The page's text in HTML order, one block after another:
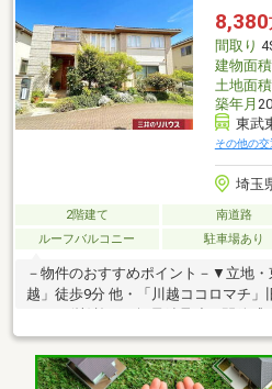
グエース：徒歩3分・ららぽーと富士
校：徒歩8分・新河岸幼稚園：徒歩5分
分・高階運動広場：徒歩9分
8,380
間取り
建物面積
土地面積
築年月
東武
その他の交
埼玉
2階建て 南道路
ルーフバルコニー
駐車場あり
－物件のおすすめポイント－▼立地・
越」徒歩9分 他・「川越ココロマチ
さ・お料理中も会話が弾む対面式キ
がすっきりと片付くSIC・1階南側に
ース2台分有(車種による)▼設備・床